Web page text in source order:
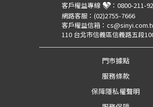
客戶權益專線 ： 0800-211-
網路客服： (02)2755-7666
客戶權益信箱：
110 台北市信義區信義路五段
門市據點
服務條款
保障隱私權聲明